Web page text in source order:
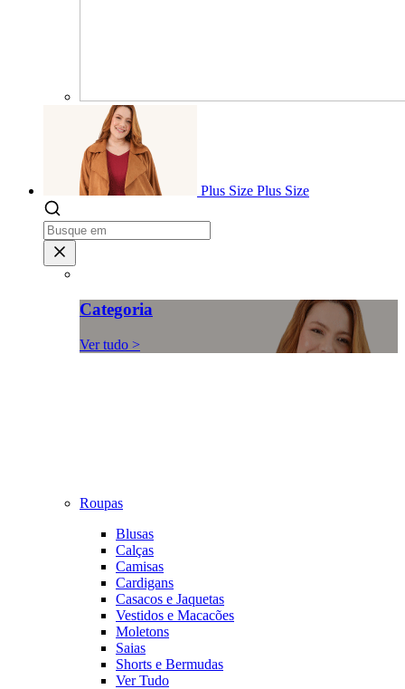
Plus Size Plus Size
Categoria
Ver tudo >
Roupas
Blusas
Calças
Camisas
Cardigans
Casacos e Jaquetas
Vestidos e Macacões
Moletons
Saias
Shorts e Bermudas
Ver Tudo